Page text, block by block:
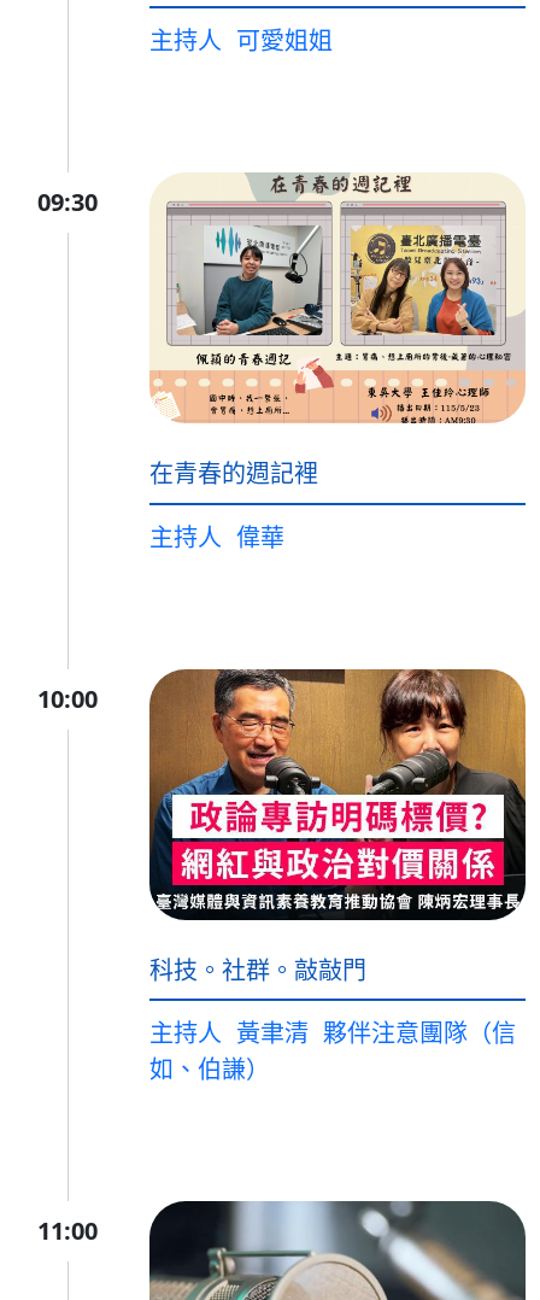
主持人 可愛姐姐
09:30
在青春的週記裡
主持人 偉華
10:00
科技。社群。敲敲門
主持人 黃聿清 夥伴注意團隊（信
如、伯謙）
11:00